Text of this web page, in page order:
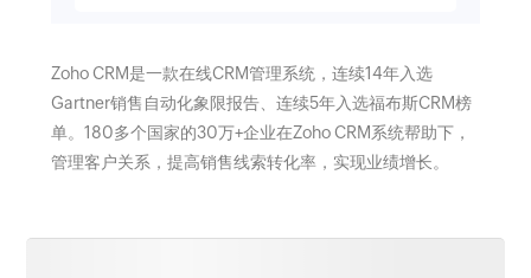
Zoho CRM是一款在线CRM管理系统，连续14年入选
Gartner销售自动化象限报告、连续5年入选福布斯CRM榜
单。180多个国家的30万+企业在Zoho CRM系统帮助下，
管理客户关系，提高销售线索转化率，实现业绩增长。